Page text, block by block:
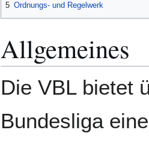
5 Ordnungs- und Regelwerk
Allgemeines
Die VBL bietet
Bundesliga